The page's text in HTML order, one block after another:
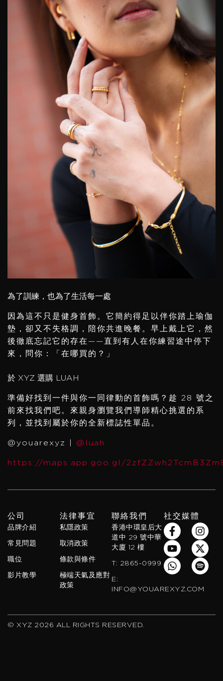
為了訓練，也為了生活每一處
因為這不只是健身首飾。它簡約得足以伴你踏上瑜伽
墊，卻又不失格調，陪你共進晚餐。早上戴上它，然
後徹底忘記它的存在——直到有人在你練習途中停下
來，問你：「在哪買的？」
於 XYZ 選購 LUAH
準備好找到一件與你一同律動的首飾嗎？趁 28 號之
前來找我們吧。來親身瀏覽我們導師精心挑選的系
列，並找到屬於你的全新標誌性單品。
@youarexyz | @luah
https://maps.app.goo.gl/
公司
品牌介紹
常見問題
職位
影片教學
法律事宜
私隱政策
取消政策
條款與條件
極端天氣及應對
政策
聯絡我們
香港中環皇后大
道中 29 號中華
大廈 12 樓
T: 2865-0999
E:
INFO@YOUAREXYZ.COM
社交媒體
F
a
c
e
b
o
o
f
I
n
s
t
a
g
r
Y
o
u
t
u
b
e
X
-
t
w
i
t
t
W
h
a
t
s
a
p
S
p
o
t
i
f
y
© XYZ 2026 ALL RIGHTS RESERVED.